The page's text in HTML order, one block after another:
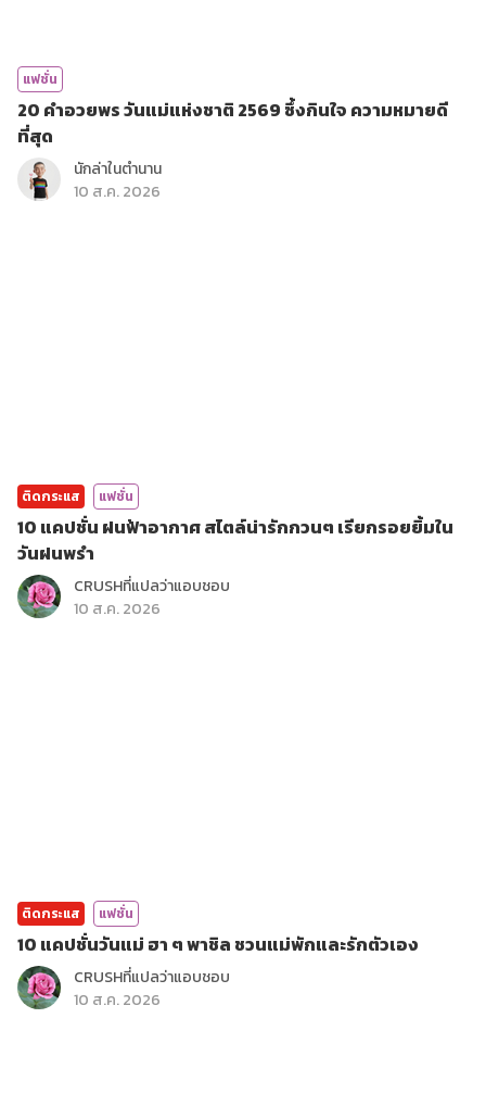
แฟชั่น
20 คำอวยพร วันแม่แห่งชาติ 2569 ซึ้งกินใจ ความหมายดี
ที่สุด
นักล่าในตำนาน
10 ส.ค. 2026
ติดกระแส แฟชั่น
10 แคปชั่น ฝนฟ้าอากาศ สไตล์น่ารักกวนๆ เรียกรอยยิ้มใน
วันฝนพรำ
CRUSHที่แปลว่าแอบชอบ
10 ส.ค. 2026
ติดกระแส แฟชั่น
10 แคปชั่นวันแม่ ฮา ๆ พาชิล ชวนแม่พักและรักตัวเอง
CRUSHที่แปลว่าแอบชอบ
10 ส.ค. 2026